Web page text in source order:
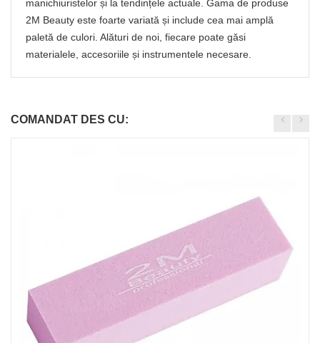
manichiuristelor și la tendințele actuale. Gama de produse
2M Beauty este foarte variată și include cea mai amplă
paletă de culori. Alături de noi, fiecare poate găsi
materialele, accesoriile și instrumentele necesare.
COMANDAT DES CU: